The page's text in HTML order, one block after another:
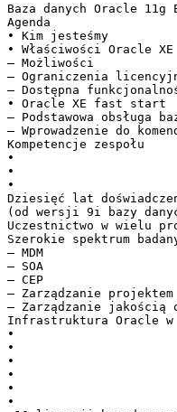
Baza danych Oracle 11g
Agenda
• Kim jesteśmy
• Właściwości Oracle XE
– Możliwości
– Ograniczenia
– Dostępna
• Oracle XE fast start
– Podstawowa obsługa
– Wprowadzenie do
Kompetencje zespołu
•
•
•
Dziesięć lat
(od wersji 9i bazy
Uczestnictwo w wielu
Szerokie spektrum
– MDM
– SOA
– CEP
– Zarządzanie projektem
– Zarządzanie jakością
Infrastruktura Oracle w
•
•
•
•
•
•